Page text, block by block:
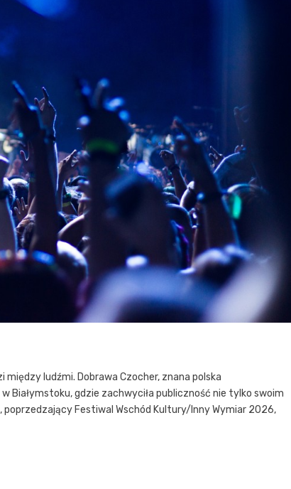
ludźmi. Dobrawa Czocher, znana polska
Białymstoku, gdzie zachwyciła publiczność nie tylko swoim
poprzedzający Festiwal Wschód Kultury/Inny Wymiar 2026,